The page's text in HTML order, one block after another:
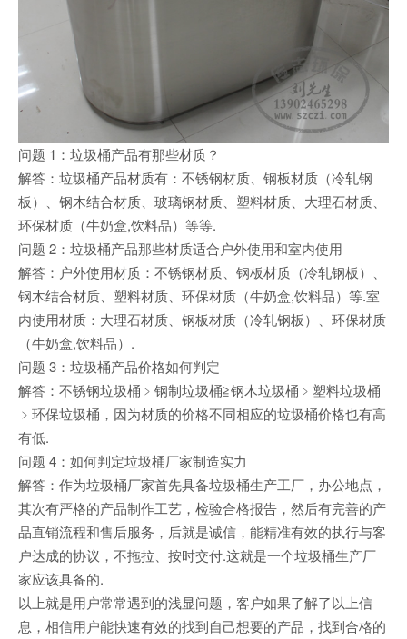
问题 1：垃圾桶产品有那些材质？
解答：垃圾桶产品材质有：不锈钢材质、钢板材质（冷轧钢
板）、钢木结合材质、玻璃钢材质、塑料材质、大理石材质、
环保材质（牛奶盒,饮料品）等等.
问题 2：垃圾桶产品那些材质适合户外使用和室内使用
解答：户外使用材质：不锈钢材质、钢板材质（冷轧钢板）、
钢木结合材质、塑料材质、环保材质（牛奶盒,饮料品）等.室
内使用材质：大理石材质、钢板材质（冷轧钢板）、环保材质
（牛奶盒,饮料品）.
问题 3：垃圾桶产品价格如何判定
解答：不锈钢垃圾桶﹥钢制垃圾桶≧钢木垃圾桶﹥塑料垃圾桶
﹥环保垃圾桶，因为材质的价格不同相应的垃圾桶价格也有高
有低.
问题 4：如何判定垃圾桶厂家制造实力
解答：作为垃圾桶厂家首先具备垃圾桶生产工厂，办公地点，
其次有严格的产品制作工艺，检验合格报告，然后有完善的产
品直销流程和售后服务，后就是诚信，能精准有效的执行与客
户达成的协议，不拖拉、按时交付.这就是一个垃圾桶生产厂
家应该具备的.
以上就是用户常常遇到的浅显问题，客户如果了解了以上信
息，相信用户能快速有效的找到自己想要的产品，找到合格的